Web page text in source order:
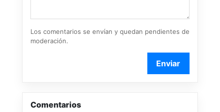
Los comentarios se envían y quedan pendientes de
moderación.
Enviar
Comentarios